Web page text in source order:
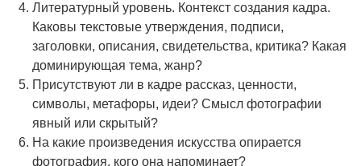
Литературный уровень. Контекст создания кадра.
Каковы текстовые утверждения, подписи,
заголовки, описания, свидетельства, критика? Какая
доминирующая тема, жанр?
Присутствуют ли в кадре рассказ, ценности,
символы, метафоры, идеи? Смысл фотографии
явный или скрытый?
На какие произведения искусства опирается
фотография, кого она напоминает?